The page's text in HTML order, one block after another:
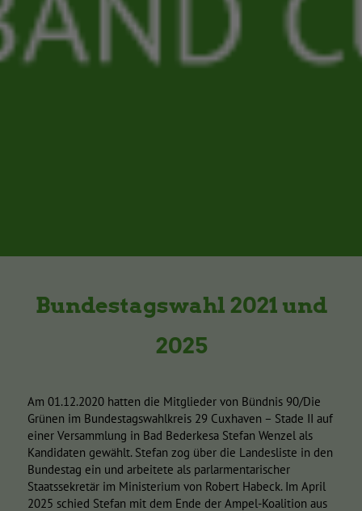
Bundestagswahl 2021 und
2025
Am 01.12.2020 hatten die Mitglieder von Bündnis 90/Die
Grünen im Bundestagswahlkreis 29 Cuxhaven – Stade II auf
einer Versammlung in Bad Bederkesa Stefan Wenzel als
Kandidaten gewählt. Stefan zog über die Landesliste in den
Bundestag ein und arbeitete als parlarmentarischer
Staatssekretär im Ministerium von Robert Habeck. Im April
2025 schied Stefan mit dem Ende der Ampel-Koalition aus